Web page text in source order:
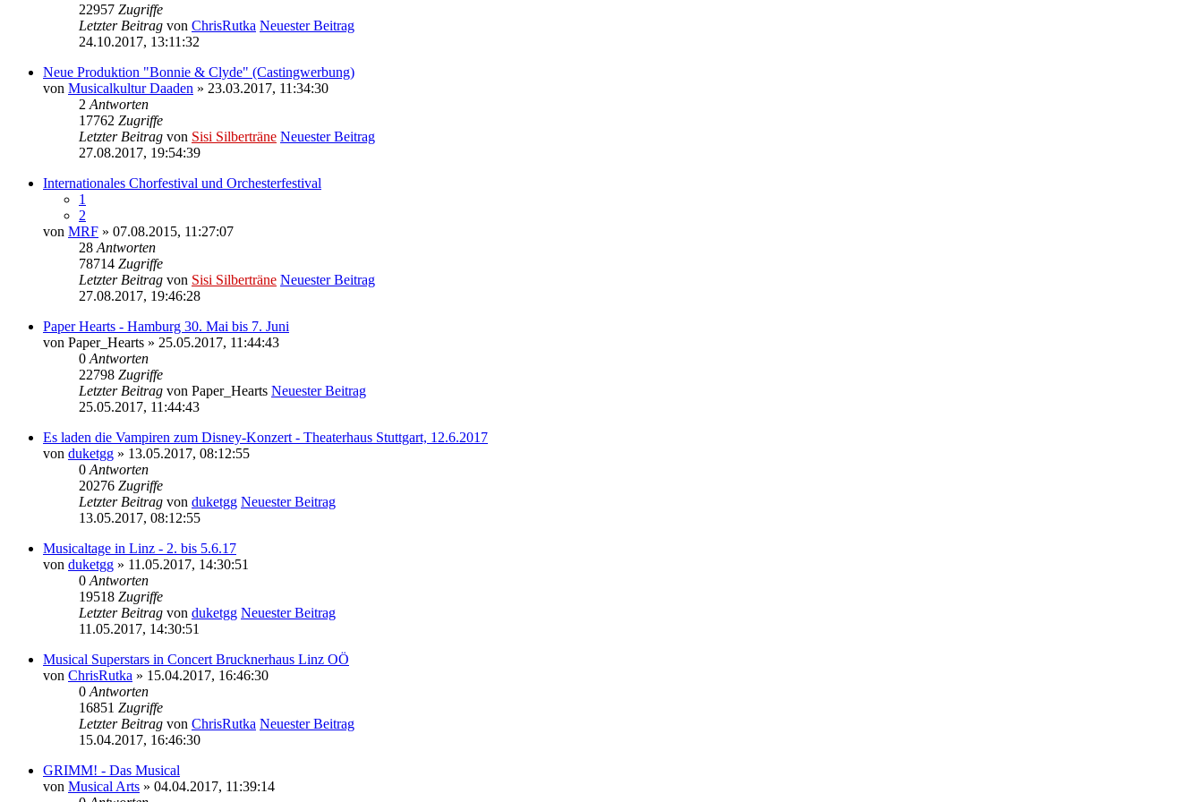
22957 Zugriffe
Letzter Beitrag von ChrisRutka Neuester Beitrag
24.10.2017, 13:11:32
Neue Produktion "Bonnie & Clyde" (Castingwerbung)
von Musicalkultur Daaden » 23.03.2017, 11:34:30
2 Antworten
17762 Zugriffe
Letzter Beitrag von Sisi Silberträne Neuester Beitrag
27.08.2017, 19:54:39
Internationales Chorfestival und Orchesterfestival
1
2
von MRF » 07.08.2015, 11:27:07
28 Antworten
78714 Zugriffe
Letzter Beitrag von Sisi Silberträne Neuester Beitrag
27.08.2017, 19:46:28
Paper Hearts - Hamburg 30. Mai bis 7. Juni
von Paper_Hearts » 25.05.2017, 11:44:43
0 Antworten
22798 Zugriffe
Letzter Beitrag von Paper_Hearts Neuester Beitrag
25.05.2017, 11:44:43
Es laden die Vampiren zum Disney-Konzert - Theaterhaus Stuttgart, 12.6.2017
von duketgg » 13.05.2017, 08:12:55
0 Antworten
20276 Zugriffe
Letzter Beitrag von duketgg Neuester Beitrag
13.05.2017, 08:12:55
Musicaltage in Linz - 2. bis 5.6.17
von duketgg » 11.05.2017, 14:30:51
0 Antworten
19518 Zugriffe
Letzter Beitrag von duketgg Neuester Beitrag
11.05.2017, 14:30:51
Musical Superstars in Concert Brucknerhaus Linz OÖ
von ChrisRutka » 15.04.2017, 16:46:30
0 Antworten
16851 Zugriffe
Letzter Beitrag von ChrisRutka Neuester Beitrag
15.04.2017, 16:46:30
GRIMM! - Das Musical
von Musical Arts » 04.04.2017, 11:39:14